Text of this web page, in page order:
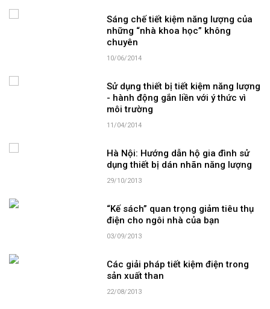
Sáng chế tiết kiệm năng lượng của
những “nhà khoa học” không
chuyên
10/06/2014
Sử dụng thiết bị tiết kiệm năng lượng
- hành động gắn liền với ý thức vì
môi trường
11/04/2014
Hà Nội: Hướng dẫn hộ gia đình sử
dụng thiết bị dán nhãn năng lượng
29/10/2013
“Kế sách” quan trọng giảm tiêu thụ
điện cho ngôi nhà của bạn
03/09/2013
Các giải pháp tiết kiệm điện trong
sản xuất than
22/08/2013